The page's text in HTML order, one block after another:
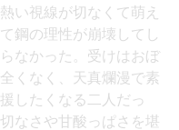
い視線が切なくて萌え
鋼の理性が崩壊してし
なかった。‪受けはおぼ
くなく、天真爛漫で素
したくなる二人だっ
なさや甘酸っぱさを堪